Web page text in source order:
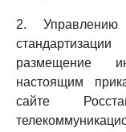
2. Управлению
размещение
настоящим
сайте